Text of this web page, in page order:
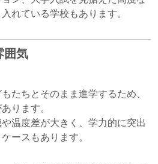
れている学校もあります。
囲気
たちとそのまま進学するため、
ります。
温度差が大きく、学力的に突出
ースもあります。